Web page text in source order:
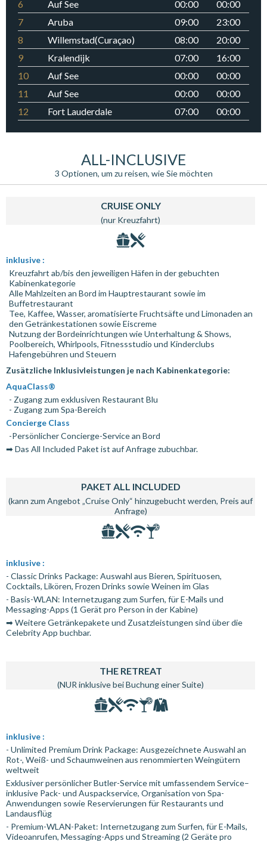
6 Auf See 00:00
00:00
7
Aruba 09:00
23:00
8
Willemstad(Curaçao) 08:00
20:00
9
Kralendijk 07:00
16:00
10
Auf See 00:00
00:00
11
Auf See 00:00
00:00
12
Fort Lauderdale 07:00 00:00
ALL-INCLUSIVE
3 Optionen, um zu reisen, wie Sie möchten
CRUISE ONLY
(nur Kreuzfahrt)
inklusive :
Kreuzfahrt ab/bis den jeweiligen Häfen in der gebuchten
Kabinenkategorie
Alle Mahlzeiten an Bord im Hauptrestaurant sowie im
Buffetrestaurant
Tee, Kaffee, Wasser, aromatisierte Fruchtsäfte und Limonaden an
den Getränkestationen sowie Eiscreme
Nutzung der Bordeinrichtungen wie Unterhaltung & Shows,
Poolbereich, Whirlpools, Fitnessstudio und Kinderclubs
Hafengebühren und Steuern
Zusätzliche Inklusivleistungen je nach Kabinenkategorie:
AquaClass®
- Zugang zum exklusiven Restaurant Blu
- Zugang zum Spa-Bereich
Concierge Class
-Persönlicher Concierge-Service an Bord
➡ Das All Included Paket ist auf Anfrage zubuchbar.
PAKET ALL INCLUDED
(kann zum Angebot „Cruise Only“ hinzugebucht werden, Preis auf
Anfrage)
inklusive :
- Classic Drinks Package: Auswahl aus Bieren, Spirituosen,
Cocktails, Likören, Frozen Drinks sowie Weinen im Glas
- Basis-WLAN: Internetzugang zum Surfen, für E-Mails und
Messaging-Apps (1 Gerät pro Person in der Kabine)
➡ Weitere Getränkepakete und Zusatzleistungen sind über die
Celebrity App buchbar.
THE RETREAT
(NUR inklusive bei Buchung einer Suite)
inklusive :
- Unlimited Premium Drink Package: Ausgezeichnete Auswahl an
Rot-, Weiß- und Schaumweinen aus renommierten Weingütern
weltweit
Exklusiver persönlicher Butler-Service mit umfassendem Service–
inklusive Pack- und Auspackservice, Organisation von Spa-
Anwendungen sowie Reservierungen für Restaurants und
Landausflüg
- Premium-WLAN-Paket: Internetzugang zum Surfen, für E-Mails,
Videoanrufen, Messaging-Apps und Streaming (2 Geräte pro